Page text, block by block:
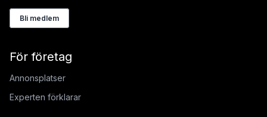
Bli medlem
För företag
Annonsplatser
Experten förklarar